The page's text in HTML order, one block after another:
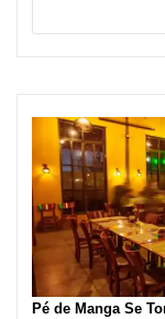
Pé de Manga Se